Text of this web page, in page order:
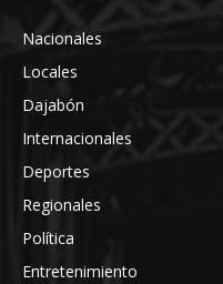
Nacionales
Locales
Dajabón
Internacionales
Deportes
Regionales
Política
Entretenimiento